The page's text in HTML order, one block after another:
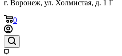
г. Воронеж, ул. Холмистая, д. 1 Г
0